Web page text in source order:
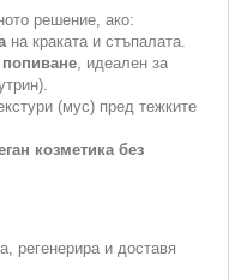
решение, ако:
на краката и стъпалата.
, идеален за
(мус) пред тежките
козметика без
регенерира и доставя